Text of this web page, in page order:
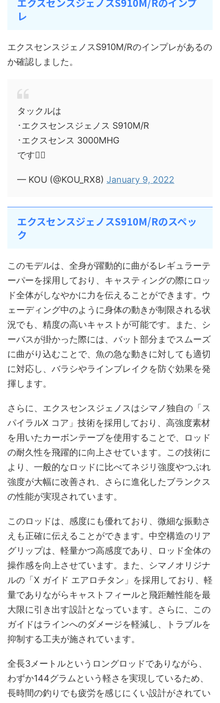
レ
エクスセンスジェノスS910M/Rのインプレがあるの
か確認しました。
タックルは
･エクスセンスジェノス S910M/R
･エクスセンス 3000MHG
です🙇‍♂️
— KOU (@KOU_RX8) January 9, 2022
エクスセンスジェノスS910M/Rのスペッ
ク
このモデルは、全身が躍動的に曲がるレギュラーテ
ーパーを採用しており、キャスティングの際にロッ
ド全体がしなやかに力を伝えることができます。ウ
ェーディング中のように身体の動きが制限される状
況でも、精度の高いキャストが可能です。また、シ
ーバスが掛かった際には、バット部分までスムーズ
に曲がり込むことで、魚の急な動きに対しても適切
に対応し、バラシやラインブレイクを防ぐ効果を発
揮します。
さらに、エクスセンスジェノスはシマノ独自の「ス
パイラルX コア」技術を採用しており、高強度素材
を用いたカーボンテープを使用することで、ロッド
の耐久性を飛躍的に向上させています。この技術に
より、一般的なロッドに比べてネジリ強度やつぶれ
強度が大幅に改善され、さらに進化したブランクス
の性能が実現されています。
このロッドは、感度にも優れており、微細な振動さ
えも正確に伝えることができます。中空構造のリア
グリップは、軽量かつ高感度であり、ロッド全体の
操作感を向上させています。また、シマノオリジナ
ルの「X ガイド エアロチタン」を採用しており、軽
量でありながらキャストフィールと飛距離性能を最
大限に引き出す設計となっています。さらに、この
ガイドはラインへのダメージを軽減し、トラブルを
抑制する工夫が施されています。
全長3メートルというロングロッドでありながら、
わずか144グラムという軽さを実現しているため、
長時間の釣りでも疲労を感じにくい設計がされてい